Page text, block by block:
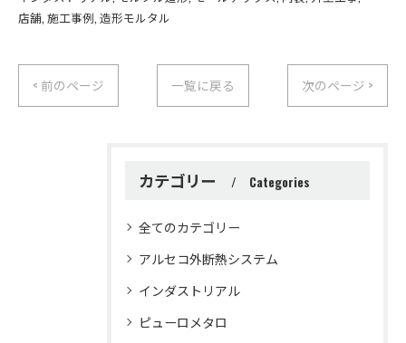
店舗 施工事例 造形モルタル
< 前のページ 一覧に戻る 次のページ >
カテゴリー Categories
全てのカテゴリー
アルセコ外断熱システム
インダストリアル
ピューロメタロ